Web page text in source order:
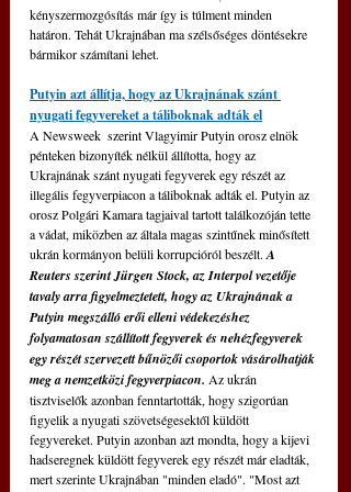
kényszermozgósítás már így is túlment minden
határon. Tehát Ukrajnában ma szélsőséges döntésekre
bármikor számítani lehet.
Putyin azt állítja, hogy az Ukrajnának szánt
nyugati fegyvereket a táliboknak adták el
A Newsweek  szerint Vlagyimir Putyin orosz elnök
pénteken bizonyíték nélkül állította, hogy az
Ukrajnának szánt nyugati fegyverek egy részét az
illegális fegyverpiacon a táliboknak adták el. Putyin az
orosz Polgári Kamara tagjaival tartott találkozóján tette
a vádat, miközben az általa magas szintűnek minősített
ukrán kormányon belüli korrupcióról beszélt. A
Reuters szerint Jürgen Stock, az Interpol vezetője
tavaly arra figyelmeztetett, hogy az Ukrajnának a
Putyin megszálló erői elleni védekezéshez
folyamatosan szállított fegyverek és nehézfegyverek
egy részét szervezett bűnözői csoportok vásárolhatják
meg a nemzetközi fegyverpiacon. Az ukrán
tisztviselők azonban fenntartották, hogy szigorúan
figyelik a nyugati szövetségesektől küldött
fegyvereket. Putyin azonban azt mondta, hogy a kijevi
hadseregnek küldött fegyverek egy részét már eladták,
mert szerinte Ukrajnában "minden eladó". "Most azt